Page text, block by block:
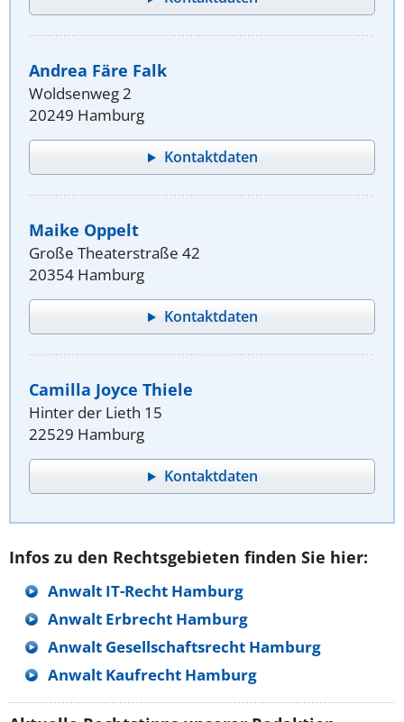
Andrea Färe Falk
Woldsenweg 2
20249 Hamburg
Kontaktdaten
Maike Oppelt
Große Theaterstraße 42
20354 Hamburg
Kontaktdaten
Camilla Joyce Thiele
Hinter der Lieth 15
22529 Hamburg
Kontaktdaten
Infos zu den Rechtsgebieten finden Sie hier:
Anwalt IT-Recht Hamburg
Anwalt Erbrecht Hamburg
Anwalt Gesellschaftsrecht Hamburg
Anwalt Kaufrecht Hamburg